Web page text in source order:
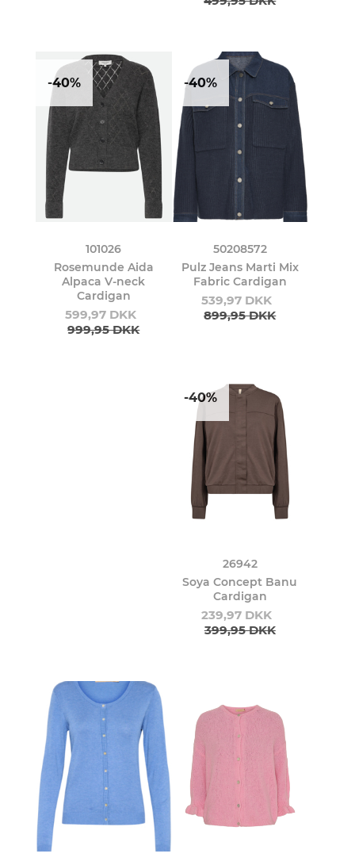
-40%
101026
Rosemunde Aida
Alpaca V-neck
Cardigan
599,97 DKK
999,95 DKK
-40%
50208572
Pulz Jeans Marti Mix
Fabric Cardigan
539,97 DKK
899,95 DKK
-40%
26942
Soya Concept Banu
Cardigan
239,97 DKK
399,95 DKK